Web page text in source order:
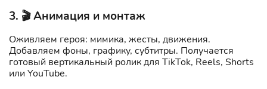
3. 🎬 Анимация и монтаж
Оживляем героя: мимика, жесты, движения.
Добавляем фоны, графику, субтитры. Получается
готовый вертикальный ролик для TikTok, Reels, Shorts
или YouTube.